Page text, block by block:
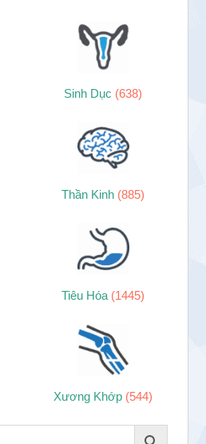
Sinh Dục (638)
Thần Kinh (885)
Tiêu Hóa (1445)
Xương Khớp (544)